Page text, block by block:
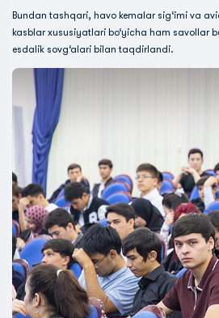
Bundan tashqari, havo kemalar sig‘imi va
kasblar xususiyatlari bo‘yicha ham savollar
esdalik sovg‘alari bilan taqdirlandi.